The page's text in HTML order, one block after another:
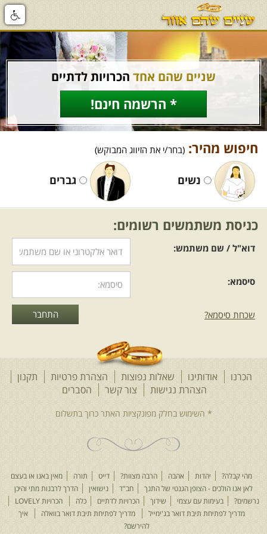
שניים שהם אחד הכרויות לדתיים
* הרשמה חינם!
חיפוש מהיר: (בחר/י את הזיווג המבוקש)
נשים גברים
כניסת משתמשים רשומים:
דוא"ל / שם משתמש:
סיסמא:
שכחת סיסמא?
הכרנו אודותינו שאלות נפוצות הצהרת פרטיות
תקנון
הצהרת נגישות
צור קשר הסברים
מהי קבלה? יהדות אהבה הרבה מצוות? דייט תורה
מאין באנו או בעצם
לאן אנו הולכים - הצופן הגנטי של התנך
חב"ד נישואין
הדרך לרבנות מתי והיכן
נרשמים?
בעימות עם עצמי שידוך הכרויות לדתיים כלה
הכרויות LOVELY
מדריך לפתיחת תיבת דואר בג'ימייל
מדריך לפתיחת תיבת דואר בוואלה
איך
להירשם?